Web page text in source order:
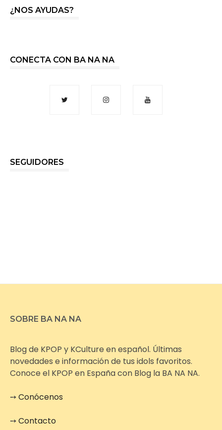
¿NOS AYUDAS?
CONECTA CON BA NA NA
SEGUIDORES
SOBRE BA NA NA
Blog de KPOP y KCulture en español. Últimas
novedades e información de tus idols favoritos.
Conoce el KPOP en España con Blog la BA NA NA.
➙Conócenos
➙Contacto